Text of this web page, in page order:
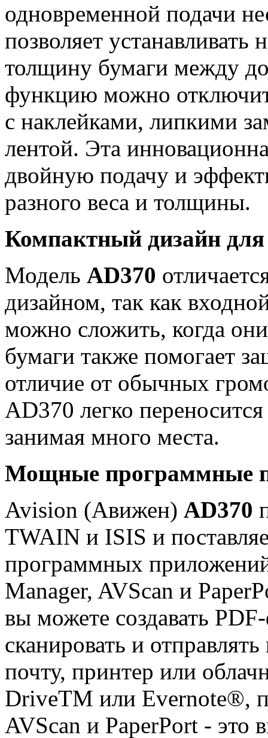
одновременной подачи
позволяет
толщину бумаги между
функцию можно
с наклейками, липкими
лентой. Эта
двойную подачу и
разного веса и толщины.
Компактный дизайн
Модель AD370
дизайном, так как
можно сложить, когда
бумаги также помогает
отличие от обычных
AD370 легко
занимая много места.
Мощные программные
Avision (Авижен) AD370
TWAIN и ISIS и
программных
Manager, AVScan и
вы можете создавать
сканировать и
почту, принтер или
DriveTM или Evernote®,
AVScan и PaperPort - это